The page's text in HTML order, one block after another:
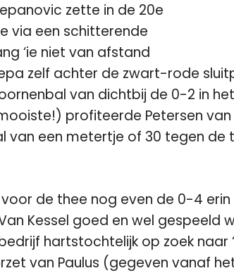
zette in de 20e
via een schitterende
‘ie niet van afstand
zelf achter de zwart-rode
van dichtbij de 0-2 in
profiteerde Petersen
een metertje of 30 tegen de
de thee nog even de 0-4
Kessel goed en wel gespeeld
hartstochtelijk op zoek naar
van Paulus (gegeven vanaf